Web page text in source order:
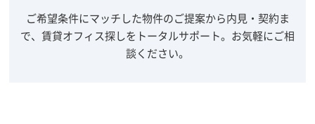
ご希望条件にマッチした物件のご提案から内見・契約ま
で、賃貸オフィス探しをトータルサポート。 お気軽にご相
談ください。